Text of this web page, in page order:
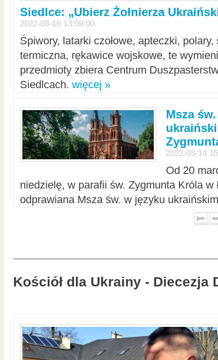
Siedlce: „Ubierz Żołnierza
2022-03-16 13:59:00
Śpiwory, latarki czołowe, apteczki,
termiczna, rękawice wojskowe, te
przedmioty zbiera Centrum
Siedlcach. więcej »
Msza
2022-03-14
Od 20
niedzielę, w parafii św. Zygmunta Króla w
odprawiana Msza św. w języku
|<< <<
Kościół dla Ukrainy - Diecezja